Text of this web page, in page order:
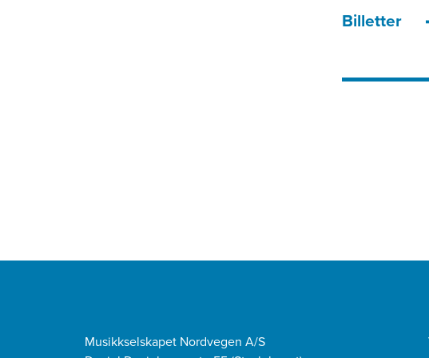
Billetter
Musikkselskapet Nordvegen A/S